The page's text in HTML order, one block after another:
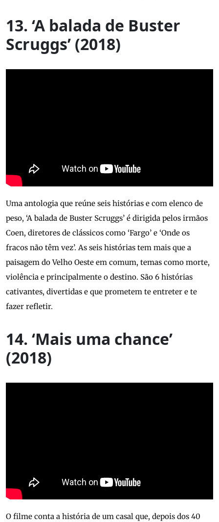
13. ‘A balada de Buster
Scruggs’ (2018)
Uma antologia que reúne seis histórias e com elenco de
peso, ‘A balada de Buster Scruggs’ é dirigida pelos irmãos
Coen, diretores de clássicos como ‘Fargo’ e ‘Onde os
fracos não têm vez’. As seis histórias tem mais que a
paisagem do Velho Oeste em comum, temas como morte,
violência e principalmente o destino. São 6 histórias
cativantes, divertidas e que prometem te entreter e te
fazer refletir.
14. ‘Mais uma chance’
(2018)
O filme conta a história de um casal que, depois dos 40